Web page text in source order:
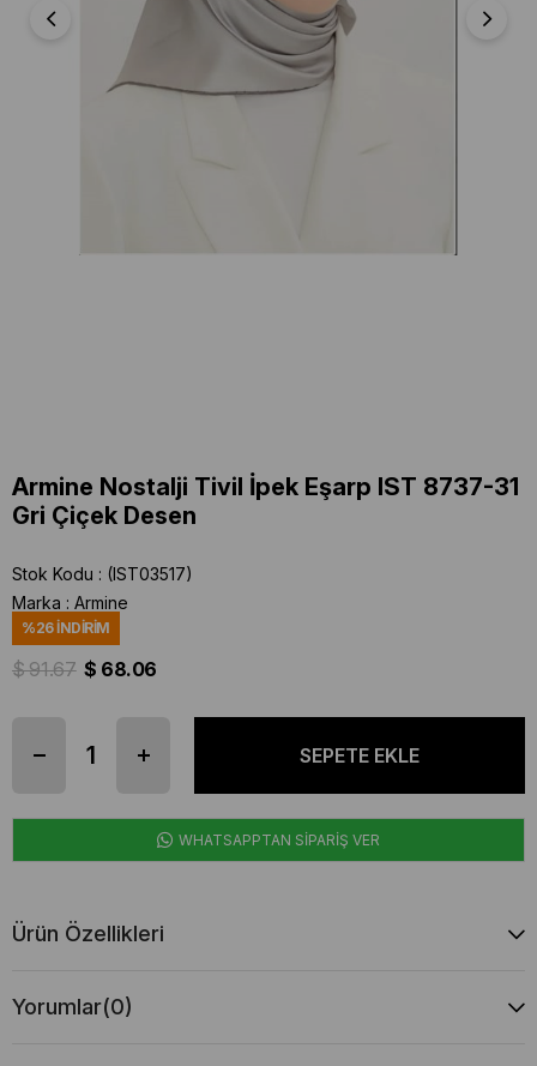
Armine Nostalji Tivil İpek Eşarp IST 8737-31
Gri Çiçek Desen
Stok Kodu
(IST03517)
Marka : Armine
%26İNDIRIM
$ 91.67 $ 68.06
WHATSAPPTAN SİPARİŞ VER
Ürün Özellikleri
Yorumlar(0)